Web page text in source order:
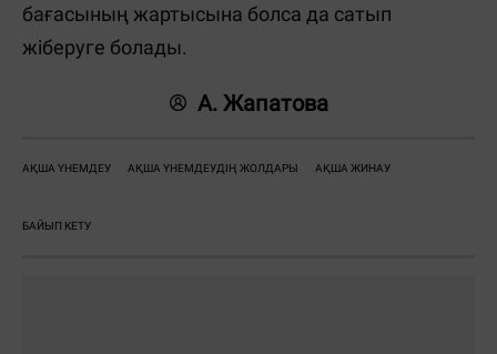
бағасының жартысына болса да сатып
жіберуге болады.
А. Жапатова
АҚША ҮНЕМДЕУ АҚША ҮНЕМДЕУДІҢ ЖОЛДАРЫ АҚША ЖИНАУ
БАЙЫП КЕТУ